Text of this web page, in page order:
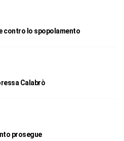
contro lo spopolamento
Calabrò
prosegue